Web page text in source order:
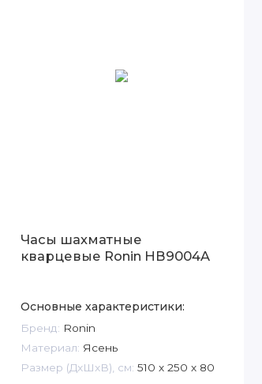
Часы шахматные
кварцевые Ronin НВ9004A
Основные характеристики:
Бренд: Ronin
Материал: Ясень
Размер (ДxШxВ), см: 510 х 250 х 80